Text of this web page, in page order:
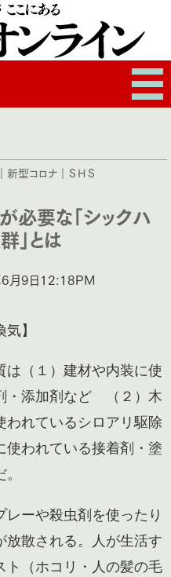
｜ 新型コロナ ｜ ＳＨＳ
必要な「シックハ
」とは
月9日12:18PM
】
は（１）建材や内装に使
・添加剤など （２）木
われているシロアリ駆除
われている接着剤・塗
ーや殺虫剤を使ったり
放散される。人が生活す
ト（ホコリ・人の髪の毛